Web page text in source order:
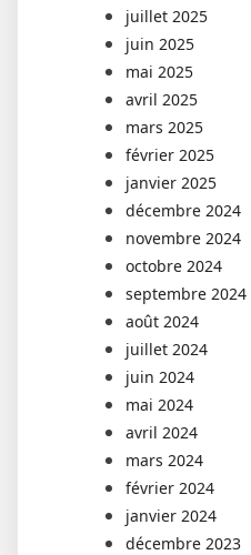
juillet 2025
juin 2025
mai 2025
avril 2025
mars 2025
février 2025
janvier 2025
décembre 2024
novembre 2024
octobre 2024
septembre 2024
août 2024
juillet 2024
juin 2024
mai 2024
avril 2024
mars 2024
février 2024
janvier 2024
décembre 2023